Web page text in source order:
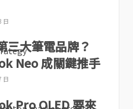
日
三大筆電品牌？
Neo 成關鍵推手
日
Pro OLED 要來